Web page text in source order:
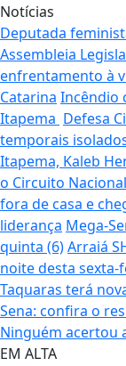
Notícias
Deputada
Assembleia
enfrentamento à
Catarina Incêndio
Itapema Defesa
temporais
Itapema, Kaleb
o Circuito Nacional
fora de casa e
liderança Mega-
quinta (6)Arraiá
noite desta sexta-
Taquaras terá
Sena: confira o
Ninguém acertou
EM ALTA